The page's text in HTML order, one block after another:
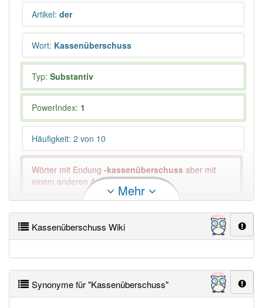
Artikel: der
Wort: Kassenüberschuss
Typ: Substantiv
PowerIndex: 1
Häufigkeit: 2 von 10
Wörter mit Endung -kassenüberschuss aber mit
einem anderen Artikel: -1
98% unserer Spielapp-Nutzer haben den Artikel
korrekt erraten.
Mehr
Kassenüberschuss Wiki
Synonyme für "Kassenüberschuss"